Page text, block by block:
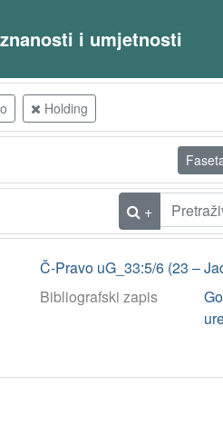
i umjetnosti
Holding
+
Č-Pravo uG_33:5/6 (23 –
Bibliografski zapis